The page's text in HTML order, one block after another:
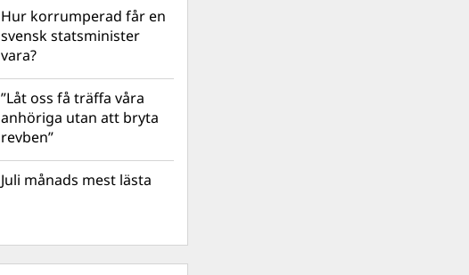
Hur korrumperad får en
svensk statsminister
vara?
”Låt oss få träffa våra
anhöriga utan att bryta
revben”
Juli månads mest lästa